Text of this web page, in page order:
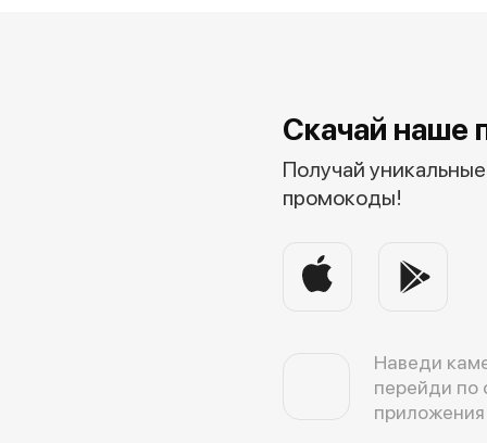
Скачай наше
Получай
промокоды!
Наведи
перейди по
приложения